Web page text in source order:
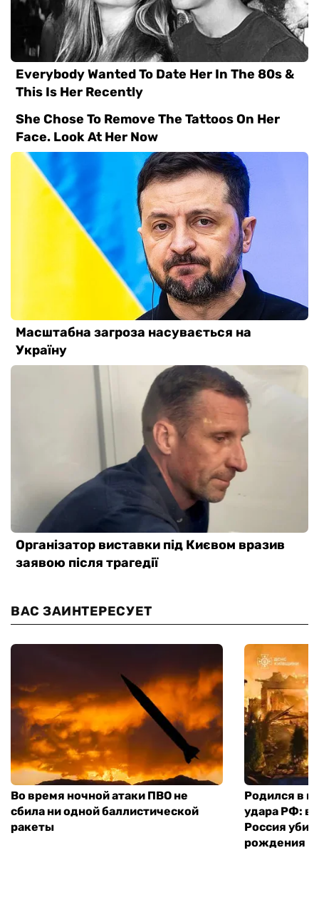
ВАС ЗАИНТЕРЕСУЕТ
Во время ночной атаки ПВО не
сбила ни одной баллистической
ракеты
Родился в
удара РФ: в
Россия
рождения